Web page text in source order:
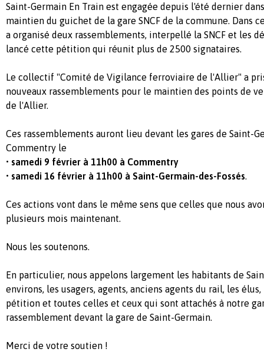
Saint-Germain En Train est engagée depuis l'été dernier
maintien du guichet de la gare SNCF de la commune. Dans
a organisé deux rassemblements, interpellé la SNCF et les
lancé cette pétition qui réunit plus de 2500 signataires.
Le collectif "Comité de Vigilance ferroviaire de l'Allier" a
nouveaux rassemblements pour le maintien des points de
de l'Allier.
Ces rassemblements auront lieu devant les gares de Saint-
Commentry le
• samedi 9 février à 11h00 à Commentry
• samedi 16 février à 11h00 à Saint-Germain-des-Fossés.
Ces actions vont dans le même sens que celles que nous
plusieurs mois maintenant.
Nous les soutenons.
En particulier, nous appelons largement les habitants de
environs, les usagers, agents, anciens agents du rail, les
pétition et toutes celles et ceux qui sont attachés à notre
rassemblement devant la gare de Saint-Germain.
Merci de votre soutien !